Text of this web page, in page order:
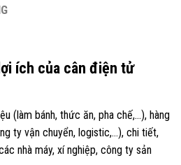
ích của cân điện tử
(làm bánh, thức ăn, pha chế,…), hàng
ty vận chuyển, logistic,…), chi tiết,
nhà máy, xí nghiệp, công ty sản